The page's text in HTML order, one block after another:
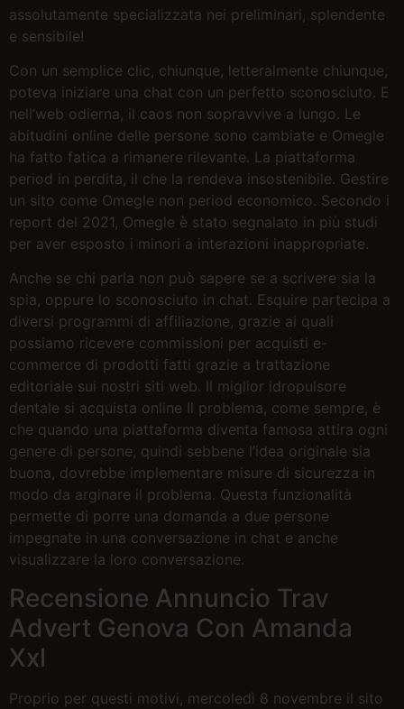
assolutamente specializzata nei preliminari, splendente
e sensibile!
Con un semplice clic, chiunque, letteralmente chiunque,
poteva iniziare una chat con un perfetto sconosciuto. E
nell’web odierna, il caos non sopravvive a lungo. Le
abitudini online delle persone sono cambiate e Omegle
ha fatto fatica a rimanere rilevante. La piattaforma
period in perdita, il che la rendeva insostenibile. Gestire
un sito come Omegle non period economico. Secondo i
report del 2021, Omegle è stato segnalato in più studi
per aver esposto i minori a interazioni inappropriate.
Anche se chi parla non può sapere se a scrivere sia la
spia, oppure lo sconosciuto in chat. Esquire partecipa a
diversi programmi di affiliazione, grazie ai quali
possiamo ricevere commissioni per acquisti e-
commerce di prodotti fatti grazie a trattazione
editoriale sui nostri siti web. Il miglior idropulsore
dentale si acquista online Il problema, come sempre, è
che quando una piattaforma diventa famosa attira ogni
genere di persone, quindi sebbene l’idea originale sia
buona, dovrebbe implementare misure di sicurezza in
modo da arginare il problema. Questa funzionalità
permette di porre una domanda a due persone
impegnate in una conversazione in chat e anche
visualizzare la loro conversazione.
Recensione Annuncio Trav
Advert Genova Con Amanda
Xxl
Proprio per questi motivi, mercoledì 8 novembre il sito